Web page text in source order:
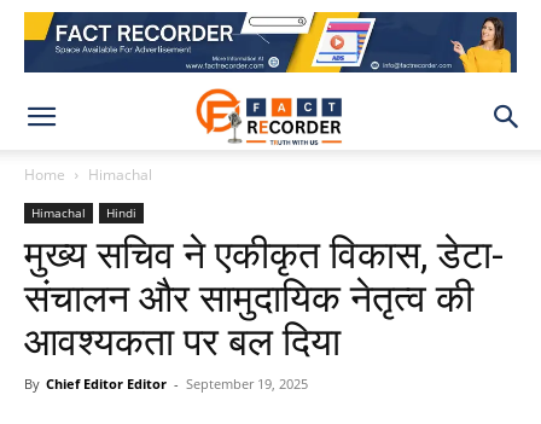
Home Himachal
Himachal Hindi
मुख्य सचिव ने एकीकृत विकास, डेटा-
संचालन और सामुदायिक नेतृत्व की
आवश्यकता पर बल दिया
By Chief Editor Editor - September 19, 2025